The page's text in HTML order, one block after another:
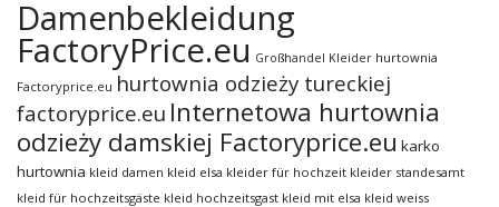
Damenbekleidung
FactoryPrice.eu Großhandel Kleider hurtownia
Factoryprice.eu hurtownia odzieży tureckiej
factoryprice.eu Internetowa hurtownia
odzieży damskiej Factoryprice.eu karko
hurtownia kleid damen kleid elsa kleider für hochzeit kleider standesamt
kleid für hochzeitsgäste kleid hochzeitsgast kleid mit elsa kleid weiss